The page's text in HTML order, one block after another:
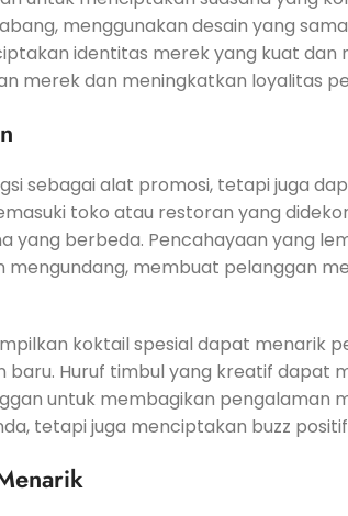
menggunakan desain yang
identitas merek yang kuat dan
merek dan meningkatkan loyalitas
sebagai alat promosi, tetapi juga
toko atau restoran yang
yang berbeda. Pencahayaan yang
membuat pelanggan
koktail spesial dapat menarik
Huruf timbul yang kreatif dapat
untuk membagikan pengalaman
tetapi juga menciptakan buzz